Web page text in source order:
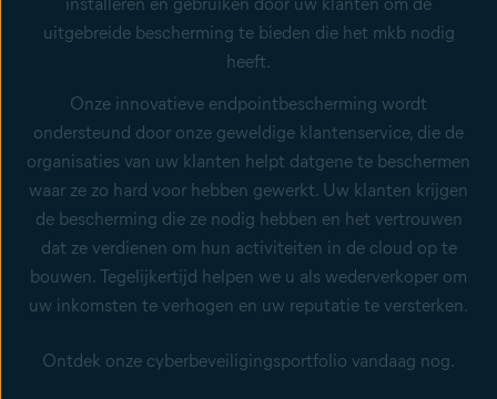
uitgebreide bescherming te bieden die het mkb nodig
heeft.
Onze innovatieve endpointbescherming wordt
ondersteund door onze geweldige klantenservice, die de
organisaties van uw klanten helpt datgene te beschermen
waar ze zo hard voor hebben gewerkt. Uw klanten krijgen
de bescherming die ze nodig hebben en het vertrouwen
dat ze verdienen om hun activiteiten in de cloud op te
bouwen. Tegelijkertijd helpen we u als wederverkoper om
uw inkomsten te verhogen en uw reputatie te versterken.
Ontdek onze cyberbeveiligingsportfolio vandaag nog.